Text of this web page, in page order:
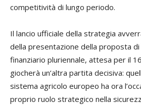
competitività di lungo periodo.
Il lancio ufficiale della strategia
della presentazione della proposta
finanziario pluriennale, attesa per il
giocherà un’altra partita decisiva:
sistema agricolo europeo ha ora
proprio ruolo strategico nella